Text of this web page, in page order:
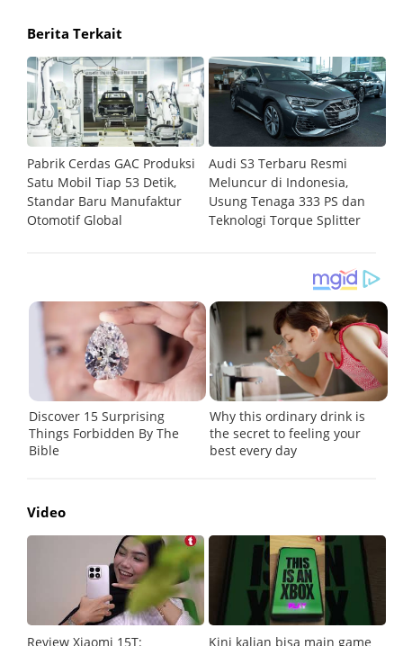
Berita Terkait
Pabrik Cerdas GAC Produksi
Satu Mobil Tiap 53 Detik,
Standar Baru Manufaktur
Otomotif Global
Audi S3 Terbaru Resmi
Meluncur di Indonesia,
Usung Tenaga 333 PS dan
Teknologi Torque Splitter
Video
Review Xiaomi 15T: Kini kalian bisa main game